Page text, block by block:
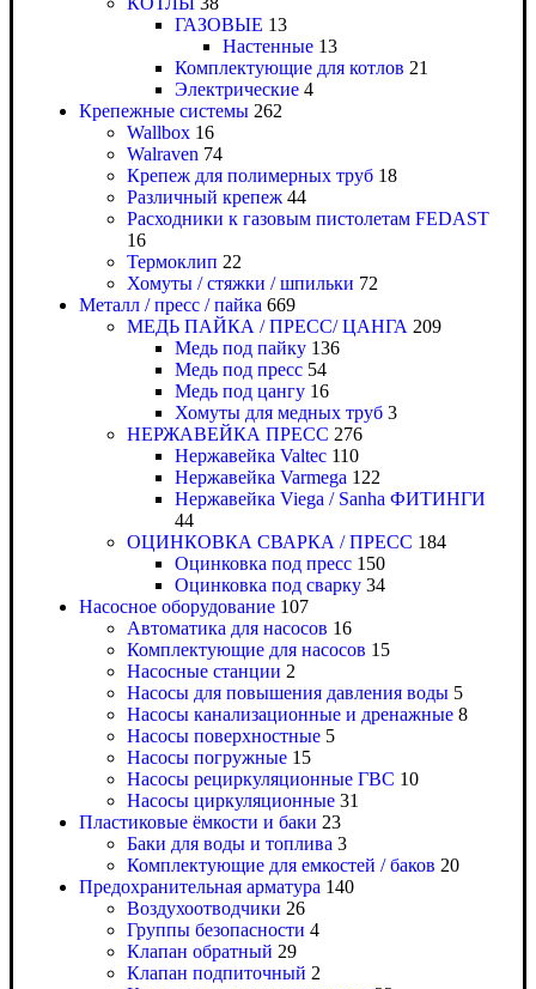
ГАЗОВЫЕ 13
Настенные 13
Комплектующие для котлов 21
Электрические 4
Крепежные системы 262
Wallbox 16
Walraven 74
Крепеж для полимерных труб 18
Различный крепеж 44
Расходники к газовым пистолетам FEDAST
16
Термоклип 22
Хомуты / стяжки / шпильки 72
Металл / пресс / пайка 669
МЕДЬ ПАЙКА / ПРЕСС/ ЦАНГА 209
Медь под пайку 136
Медь под пресс 54
Медь под цангу 16
Хомуты для медных труб 3
НЕРЖАВЕЙКА ПРЕСС 276
Нержавейка Valtec 110
Нержавейка Varmega 122
Нержавейка Viega / Sanha ФИТИНГИ
44
ОЦИНКОВКА СВАРКА / ПРЕСС 184
Оцинковка под пресс 150
Оцинковка под сварку 34
Насосное оборудование 107
Автоматика для насосов 16
Комплектующие для насосов 15
Насосные станции 2
Насосы для повышения давления воды 5
Насосы канализационные и дренажные 8
Насосы поверхностные 5
Насосы погружные 15
Насосы рециркуляционные ГВС 10
Насосы циркуляционные 31
Пластиковые ёмкости и баки 23
Баки для воды и топлива 3
Комплектующие для емкостей / баков 20
Предохранительная арматура 140
Воздухоотводчики 26
Группы безопасности 4
Клапан обратный 29
Клапан подпиточный 2